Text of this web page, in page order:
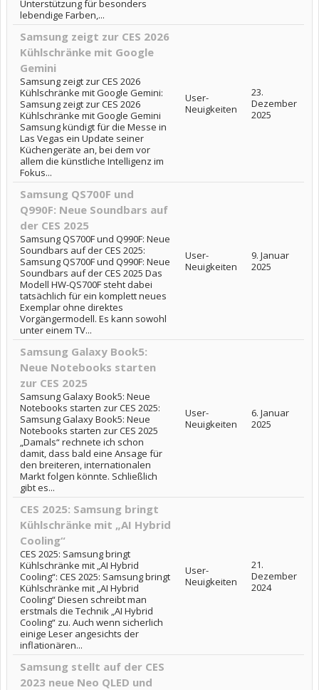
Unterstützung für besonders
lebendige Farben,...
Samsung zeigt zur CES 2026
Kühlschränke mit Google
Gemini
Samsung zeigt zur CES 2026
Kühlschränke mit Google Gemini:
Samsung zeigt zur CES 2026
Kühlschränke mit Google Gemini
Samsung kündigt für die Messe in
Las Vegas ein Update seiner
Küchengeräte an, bei dem vor
allem die künstliche Intelligenz im
Fokus...
User-
Neuigkeiten
23.
Dezember
2025
Samsung QS700F und
Q990F: Neue Soundbars auf
der CES 2025
Samsung QS700F und Q990F: Neue
Soundbars auf der CES 2025:
Samsung QS700F und Q990F: Neue
Soundbars auf der CES 2025 Das
Modell HW-QS700F steht dabei
tatsächlich für ein komplett neues
Exemplar ohne direktes
Vorgängermodell. Es kann sowohl
unter einem TV...
User-
Neuigkeiten
9. Januar
2025
Samsung Galaxy Book5:
Neue Notebooks starten
zur CES 2025
Samsung Galaxy Book5: Neue
Notebooks starten zur CES 2025:
Samsung Galaxy Book5: Neue
Notebooks starten zur CES 2025
„Damals“ rechnete ich schon
damit, dass bald eine Ansage für
den breiteren, internationalen
Markt folgen könnte. Schließlich
gibt es...
User-
Neuigkeiten
6. Januar
2025
CES 2025: Samsung bringt
Kühlschränke mit „AI Hybrid
Cooling“
CES 2025: Samsung bringt
Kühlschränke mit „AI Hybrid
Cooling“: CES 2025: Samsung bringt
Kühlschränke mit „AI Hybrid
Cooling“ Diesen schreibt man
erstmals die Technik „AI Hybrid
Cooling“ zu. Auch wenn sicherlich
einige Leser angesichts der
inflationären...
User-
Neuigkeiten
21.
Dezember
2024
Samsung stellt auf der CES
2023 neue Neo QLED und